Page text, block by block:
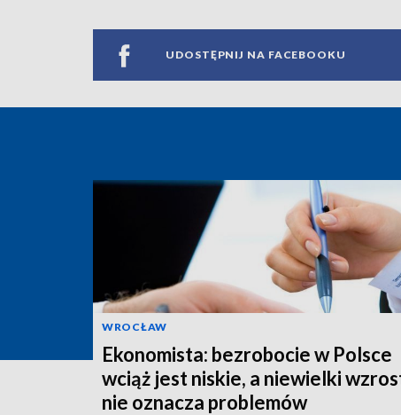
UDOSTĘPNIJ NA FACEBOOKU
WROCŁAW
Ekonomista: bezrobocie w Polsce
wciąż jest niskie, a niewielki
nie oznacza problemów